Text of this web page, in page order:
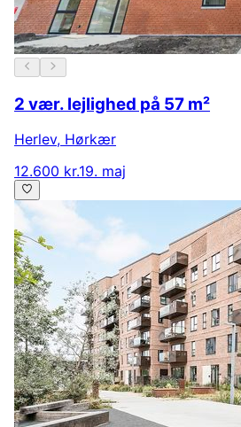
2 vær. lejlighed på 57 m²
Herlev, Hørkær
12.600 kr.19. maj